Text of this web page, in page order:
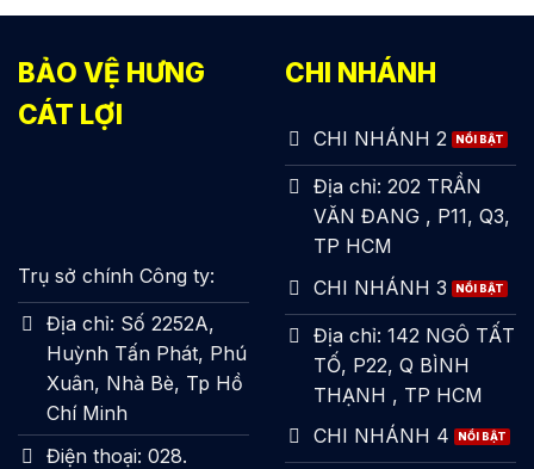
BẢO VỆ HƯNG
CÁT LỢI
Trụ sở chính Công ty:
Địa chỉ: Số 2252A,
Huỳnh Tấn Phát, Phú
Xuân, Nhà Bè, Tp Hồ
Chí Minh
Điện thoại: 028.
CHI NHÁNH
CHI NHÁNH 2
Địa chỉ: 202 TRẦN
VĂN ĐANG , P11, Q3,
TP HCM
CHI NHÁNH 3
Địa chỉ: 142 NGÔ TẤT
TỐ, P22, Q BÌNH
THẠNH , TP HCM
CHI NHÁNH 4